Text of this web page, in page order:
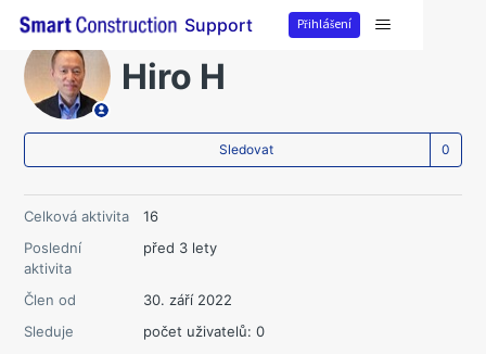
Support Přihlášení
Hiro H
Sledovat
Celková aktivita
16
Poslední
aktivita
před 3 lety
Člen od
30. září 2022
Sleduje
počet uživatelů: 0